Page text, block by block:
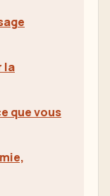
la
que vous